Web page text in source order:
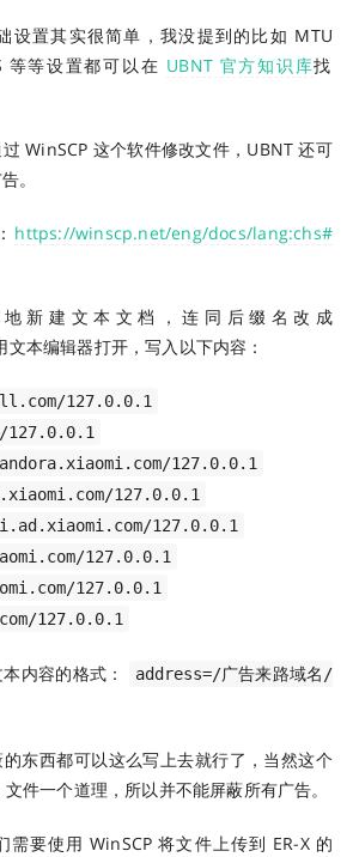
设置其实很简单，我没提到的比如 MTU
等等设置都可以在 UBNT 官方知识库找
WinSCP 这个软件修改文件，UBNT 还可
。
https://winscp.net/eng/docs/lang:chs#
新建文本文档，连同后缀名改成
本编辑器打开，写入以下内容：
127.0.0.1
127.0.0.1
127.0.0.1
127.0.0.1
127.0.0.1
127.0.0.1
127.0.0.1
127.0.0.1
内容的格式：
address=/广告来路域名/
东西都可以这么写上去就行了，当然这个
件一个道理，所以并不能屏蔽所有广告。
需要使用 WinSCP 将文件上传到 ER-X 的